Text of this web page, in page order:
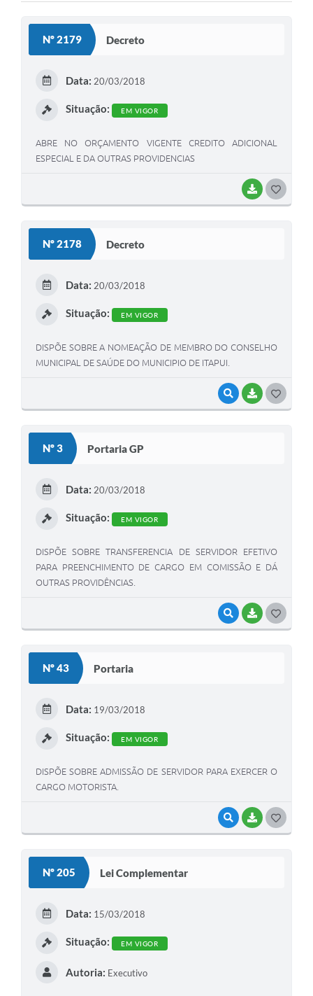
Nº 2179 Decreto
BAIXAR
Data: 20/03/2018
Situação: EM VIGOR
ABRE NO ORÇAMENTO VIGENTE CREDITO ADICIONAL
ESPECIAL E DA OUTRAS PROVIDENCIAS
Nº 2178 Decreto
VISUALIZAR
BAIXAR
Data: 20/03/2018
Situação: EM VIGOR
DISPÕE SOBRE A NOMEAÇÃO DE MEMBRO DO CONSELHO
MUNICIPAL DE SAÚDE DO MUNICIPIO DE ITAPUI.
Nº 3 Portaria GP
VISUALIZAR
BAIXAR
Data: 20/03/2018
Situação: EM VIGOR
DISPÕE SOBRE TRANSFERENCIA DE SERVIDOR EFETIVO
PARA PREENCHIMENTO DE CARGO EM COMISSÃO E DÁ
OUTRAS PROVIDÊNCIAS.
Nº 43 Portaria
VISUALIZAR
BAIXAR
Data: 19/03/2018
Situação: EM VIGOR
DISPÕE SOBRE ADMISSÃO DE SERVIDOR PARA EXERCER O
CARGO MOTORISTA.
Nº 205 Lei Complementar
Data: 15/03/2018
Situação: EM VIGOR
Autoria: Executivo